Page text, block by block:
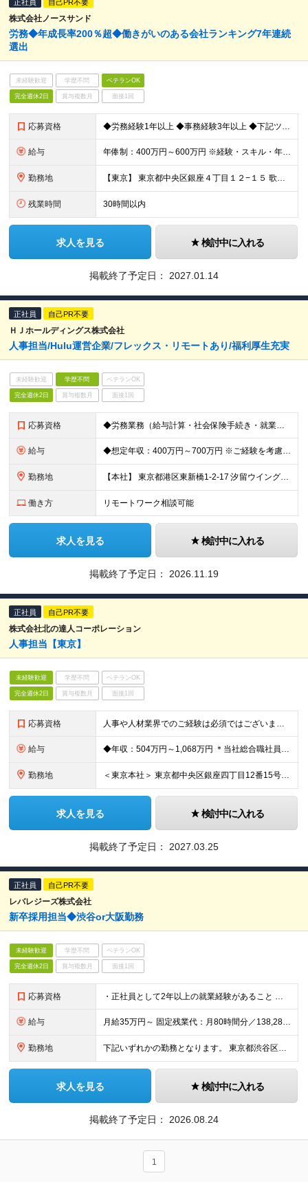
正社員 自己PR不要
株式会社ノースサンド
労務◆年成長率200％超◆働きがいのある会社ランキング7年連続
選出
未経験歓迎 学歴不問 ベテランOK
完全週休2日 賞与複数月 面接1回
応募資格 ◆労務経験1年以上 ◆事務経験3年以上 ◆下記ツールでの実務経験が1年以上 ・Excel：入力、表作成、関数（IF、VLOOKUPレベル） ※複数のリストから集計が可能なレベル ・Word：文書作成
給与 年俸制：400万円～600万円 ※経験・スキル・年齢を考慮の上、決定します ※上記金額を12分割で月々支給します ※試用期間3ヶ月あり。期間中の給与・待遇に差異はありません ※上記金額には固定残業代
勤務地 【東京】 東京都中央区銀座４丁目１２−１５ 歌舞伎座タワー 7F ※(変更の範囲)上記を除く当社関連勤務地
残業時間 30時間以内
求人を見る 検討中に入れる
掲載終了予定日： 2027.01.14
正社員 自己PR不要
ＨＪホールディングス株式会社
人事担当/Hulu運営企業/フレックス・リモートあり/福利厚生充実
未経験歓迎 学歴不問 ベテランOK
完全週休2日 賞与複数月 面接1回
応募資格 ◆労務業務（給与計算・社会保険手続き・就業規則管理・労使関係管理など）の経験3年以上 ◆人事制度（等級・評価・報酬）の運用、制度改善 業務の経験3年以上 ◆事業会社での人事経験 ◆動画配信事業やエンタ
給与 ◆想定年収：400万円～700万円 ※ご経験を考慮の上、決定します ※決算賞与あり
勤務地 【本社】 東京都港区東新橋1-2-17 汐留ウイング13階 (変更の範囲)上記を除く当社関連勤務地
働き方 リモートワーク相談可能
求人を見る 検討中に入れる
掲載終了予定日： 2026.11.19
正社員 自己PR不要
株式会社北の達人コーポレーション
人事担当【東京】
未経験歓迎 学歴不問 ベテランOK
完全週休2日 賞与複数月 面接1回
応募資格 人事や人材業界でのご経験は必須ではございません。 人材領域に強い興味をお持ちで、一気通貫の人事業務を通して組織の拡大に貢献したいという想いをお持ちの方からのエントリーをお待ちしております。
給与 ◆年収：504万円～1,068万円 ＊当社総合職社員の平均年収677万円（平均年齢32歳） ◆月給：42万円～89万円 ※45時間分の固定残業代（10万9249円～23万1503円）含む。45時間を
勤務地 ＜東京本社＞ 東京都中央区銀座四丁目12番15号 歌舞伎座タワー17階 (変更の範囲)上記を除く当社関連勤務地
求人を見る 検討中に入れる
掲載終了予定日： 2027.03.25
正社員 自己PR不要
レバレジーズ株式会社
新卒採用担当◆渋谷or大阪勤務
未経験歓迎 学歴不問 ベテランOK
完全週休2日 賞与複数月 面接1回
応募資格 ・正社員として2年以上の就業経験があること ・無形商材の営業経験、あるいは企画職（※）としての実務経験がある方 ※定量的なミッションを手掛けた企画経験 ex.営業企画（カスタマーサクセスなども含む
給与 月給35万円～ 固定残業代：月80時間分／138,285円を含み支給 ※給与支給額により変動、超過分別途支給 ※固定残業時間＝実残業時間ではありません ※試用期間6ヶ月あり（期間中は有給休暇なしとなり
勤務地 下記いずれかの勤務となります。 東京都渋谷区渋谷二丁目24-12 渋谷スクランブルスクエア24F/25F 大阪府大阪市北区堂島一丁目5-30 堂島プラザビル7F/8F 変更の範囲：会社の定める事業所
求人を見る 検討中に入れる
掲載終了予定日： 2026.08.24
1